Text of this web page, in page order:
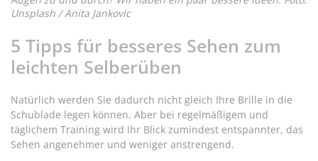
Unsplash / Anita Jankovic
5 Tipps für besseres Sehen zum
leichten Selberüben
Natürlich werden Sie dadurch nicht gleich Ihre Brille in die
Schublade legen können. Aber bei regelmäßigem und
täglichem Training wird Ihr Blick zumindest entspannter, das
Sehen angenehmer und weniger anstrengend.